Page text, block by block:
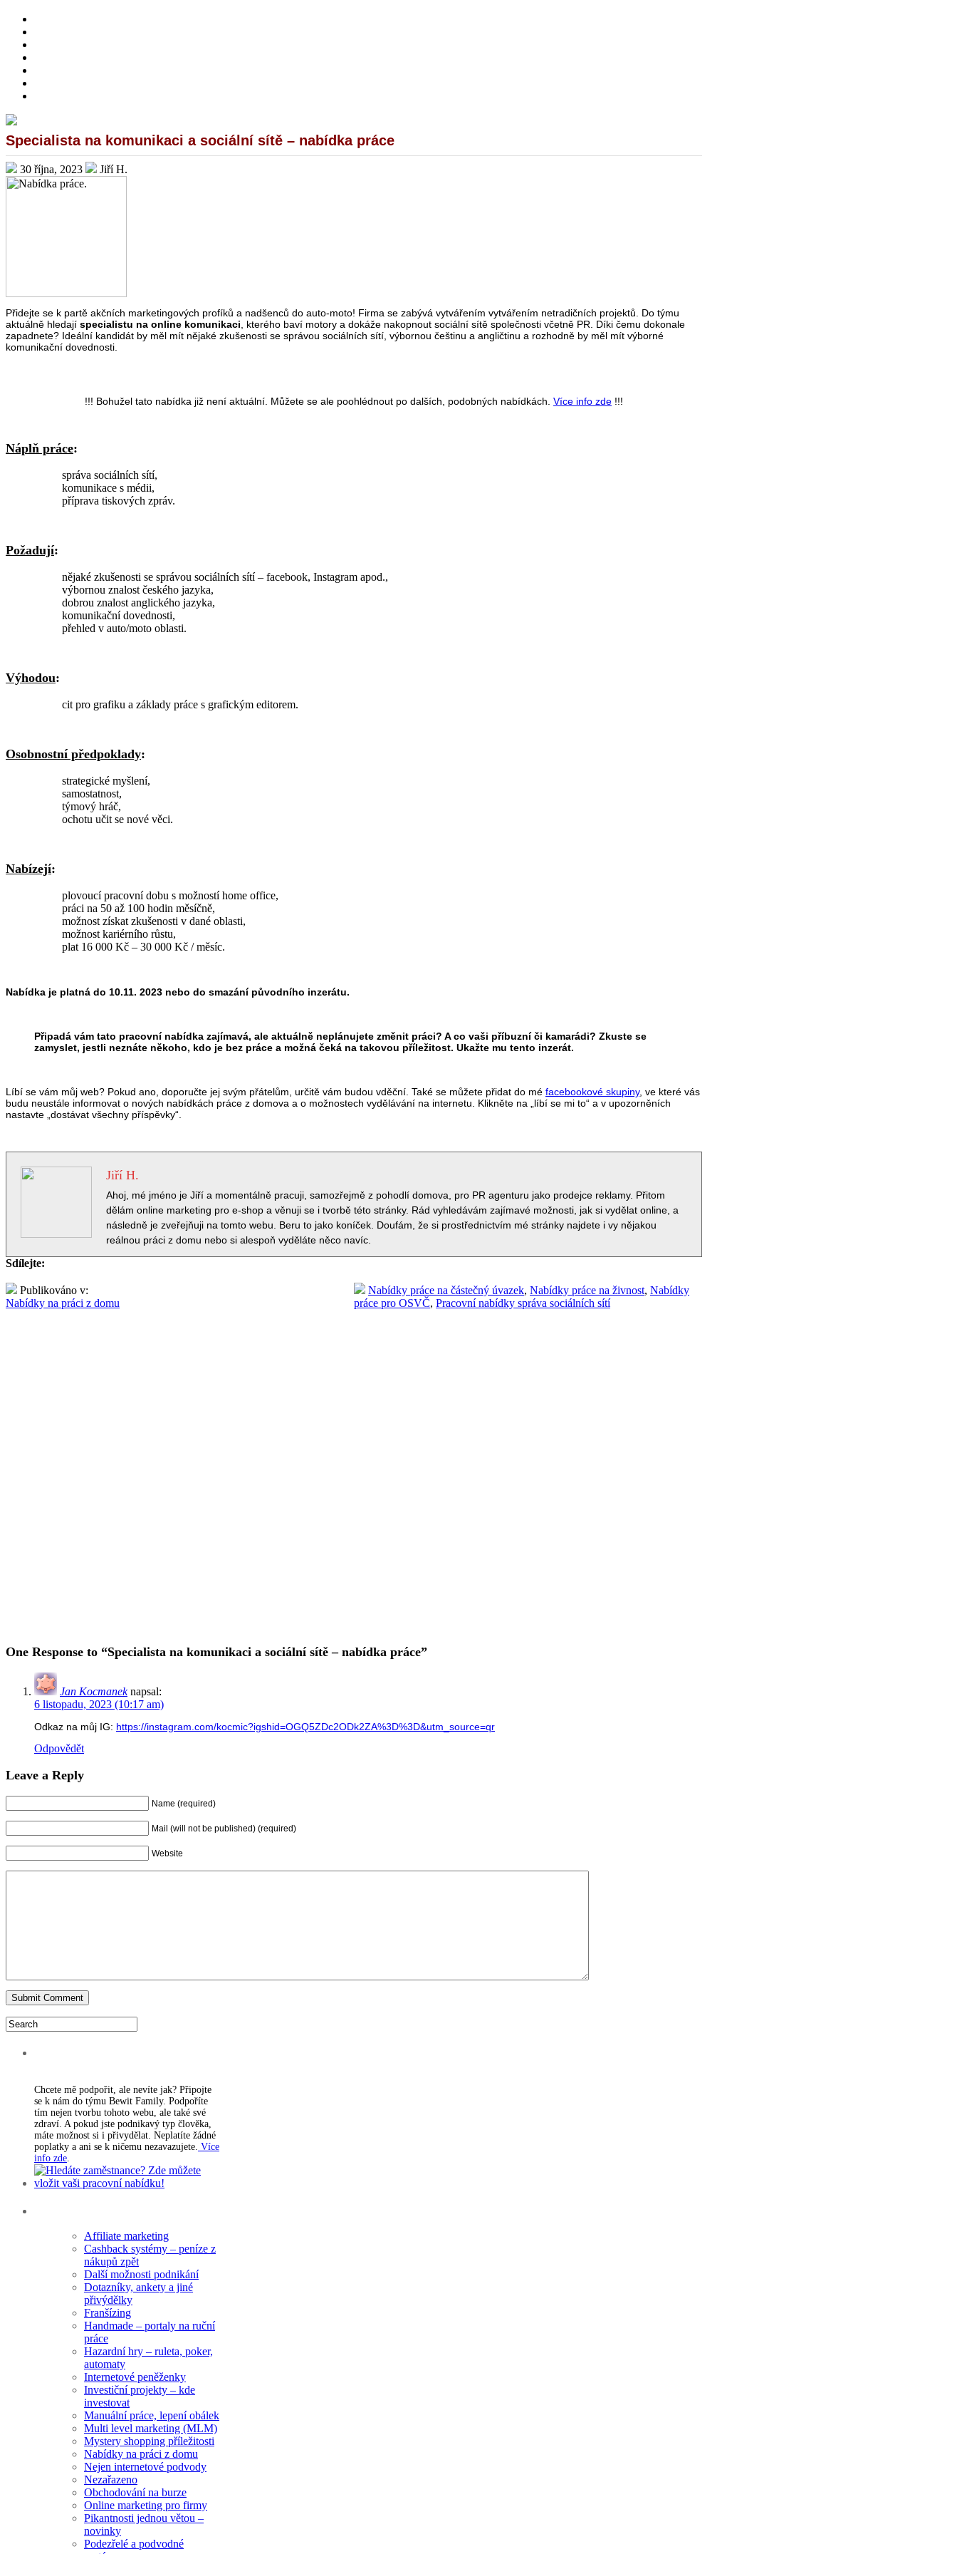
Specialista na komunikaci a sociální sítě – nabídka práce
30 října, 2023 Jiří H.
Přidejte se k partě akčních marketingových profíků a nadšenců do auto-moto! Firma se zabývá vytvářením vytvářením netradičních projektů. Do týmu
aktuálně hledají specialistu na online komunikaci , kterého baví motory a dokáže nakopnout sociální sítě společnosti včetně PR. Díki čemu dokonale
zapadnete? Ideální kandidát by měl mít nějaké zkušenosti se správou sociálních sítí, výbornou češtinu a angličtinu a rozhodně by měl mít výborné
komunikační dovednosti.
!!! Bohužel tato nabídka již není aktuální. Můžete se ale poohlédnout po dalších, podobných nabídkách. Více info zde !!!
Náplň práce:
správa sociálních sítí,
komunikace s médii,
příprava tiskových zpráv.
Požadují:
nějaké zkušenosti se správou sociálních sítí – facebook, Instagram apod.,
výbornou znalost českého jazyka,
dobrou znalost anglického jazyka,
komunikační dovednosti,
přehled v auto/moto oblasti.
Výhodou:
cit pro grafiku a základy práce s grafickým editorem.
Osobnostní předpoklady:
strategické myšlení,
samostatnost,
týmový hráč,
ochotu učit se nové věci.
Nabízejí:
plovoucí pracovní dobu s možností home office,
práci na 50 až 100 hodin měsíčně,
možnost získat zkušenosti v dané oblasti,
možnost kariérního růstu,
plat 16 000 Kč – 30 000 Kč / měsíc.
Nabídka je platná do 10.11. 2023 nebo do smazání původního inzerátu.
Připadá vám tato pracovní nabídka zajímavá, ale aktuálně neplánujete změnit práci? A co vaši příbuzní či kamarádi? Zkuste se
zamyslet, jestli neznáte někoho, kdo je bez práce a možná čeká na takovou příležitost. Ukažte mu tento inzerát.
Líbí se vám můj web? Pokud ano, doporučte jej svým přátelům, určitě vám budou vděční. Také se můžete přidat do mé facebookové skupiny, ve které vás
budu neustále informovat o nových nabídkách práce z domova a o možnostech vydělávání na internetu. Klikněte na „líbí se mi to“ a v upozorněních
nastavte „dostávat všechny příspěvky“.
Jiří H.
Ahoj, mé jméno je Jiří a momentálně pracuji, samozřejmě z pohodlí domova, pro PR agenturu jako prodejce reklamy. Přitom
dělám online marketing pro e-shop a věnuji se i tvorbě této stránky. Rád vyhledávám zajímavé možnosti, jak si vydělat online, a
následně je zveřejňuji na tomto webu. Beru to jako koníček. Doufám, že si prostřednictvím mé stránky najdete i vy nějakou
reálnou práci z domu nebo si alespoň vyděláte něco navíc.
Sdílejte:
Publikováno v:
Nabídky na práci z domu
Nabídky práce na částečný úvazek, Nabídky práce na živnost, Nabídky
práce pro OSVČ, Pracovní nabídky správa sociálních sítí
One Response to “Specialista na komunikaci a sociální sítě – nabídka práce”
Jan Kocmanek napsal:
6 listopadu, 2023 (10:17 am)
Odkaz na můj IG: https://instagram.com/kocmic?igshid=OGQ5ZDc2ODk2ZA%3D%3D&utm_source=qr
Odpovědět
Leave a Reply
Name (required)
Mail (will not be published) (required)
Website
Chcete mě podpořit, ale nevíte jak? Připojte
se k nám do týmu Bewit Family. Podpoříte
tím nejen tvorbu tohoto webu, ale také své
zdraví. A pokud jste podnikavý typ člověka,
máte možnost si i přivydělat. Neplatíte žádné
poplatky a ani se k ničemu nezavazujete. Více
info zde.
Affiliate marketing
Cashback systémy – peníze z
nákupů zpět
Další možnosti podnikání
Dotazníky, ankety a jiné
přivýdělky
Franšízing
Handmade – portaly na ruční
práce
Hazardní hry – ruleta, poker,
automaty
Internetové peněženky
Investiční projekty – kde
investovat
Manuální práce, lepení obálek
Multi level marketing (MLM)
Mystery shopping příležitosti
Nabídky na práci z domu
Nejen internetové podvody
Nezařazeno
Obchodování na burze
Online marketing pro firmy
Pikantnosti jednou větou –
novinky
Podezřelé a podvodné